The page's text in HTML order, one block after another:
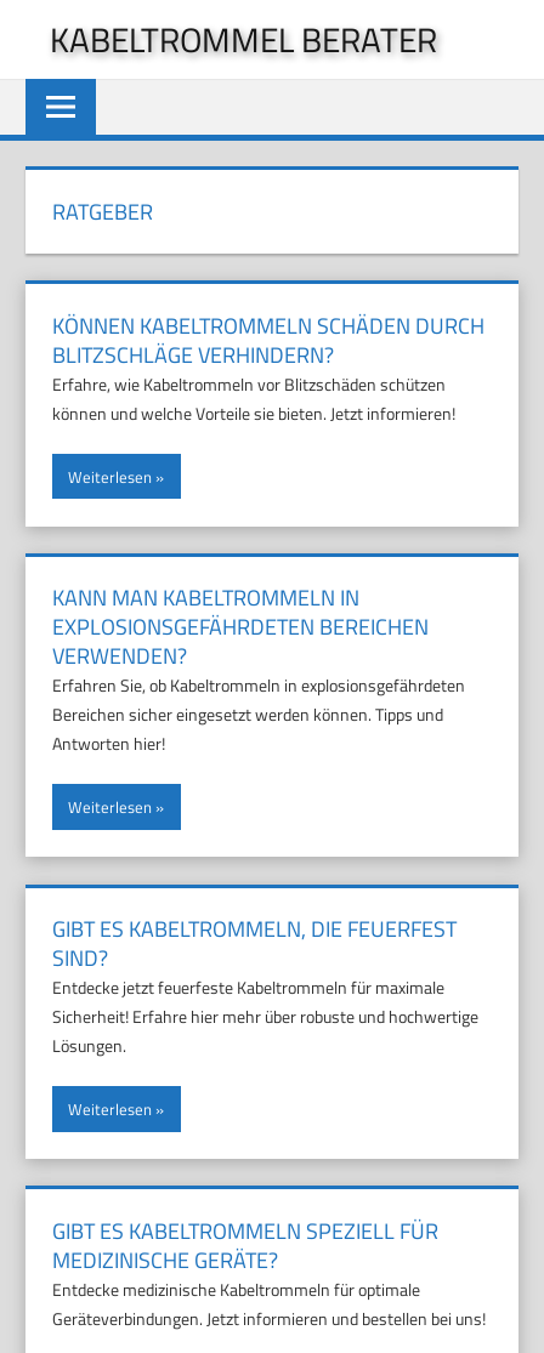
springen
KABELTROMMEL BERATER
RATGEBER
KÖNNEN KABELTROMMELN SCHÄDEN DURCH
BLITZSCHLÄGE VERHINDERN?
Erfahre, wie Kabeltrommeln vor Blitzschäden schützen
können und welche Vorteile sie bieten. Jetzt informieren!
Weiterlesen
KANN MAN KABELTROMMELN IN
EXPLOSIONSGEFÄHRDETEN BEREICHEN
VERWENDEN?
Erfahren Sie, ob Kabeltrommeln in explosionsgefährdeten
Bereichen sicher eingesetzt werden können. Tipps und
Antworten hier!
Weiterlesen
GIBT ES KABELTROMMELN, DIE FEUERFEST
SIND?
Entdecke jetzt feuerfeste Kabeltrommeln für maximale
Sicherheit! Erfahre hier mehr über robuste und hochwertige
Lösungen.
Weiterlesen
GIBT ES KABELTROMMELN SPEZIELL FÜR
MEDIZINISCHE GERÄTE?
Entdecke medizinische Kabeltrommeln für optimale
Geräteverbindungen. Jetzt informieren und bestellen bei uns!